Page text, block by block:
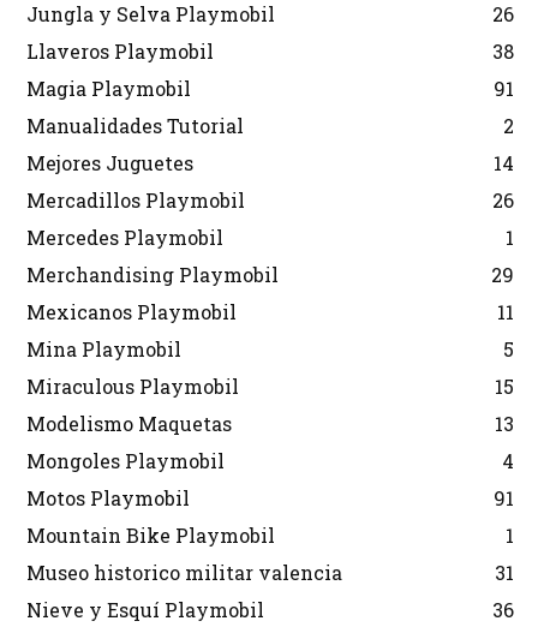
Jungla y Selva Playmobil
26
Llaveros Playmobil
38
Magia Playmobil
91
Manualidades Tutorial
2
Mejores Juguetes
14
Mercadillos Playmobil
26
Mercedes Playmobil
1
Merchandising Playmobil
29
Mexicanos Playmobil
11
Mina Playmobil
5
Miraculous Playmobil
15
Modelismo Maquetas
13
Mongoles Playmobil
4
Motos Playmobil
91
Mountain Bike Playmobil
1
Museo historico militar valencia
31
Nieve y Esquí Playmobil
36